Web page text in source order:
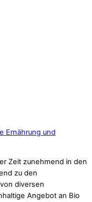
Ernährung und
Zeit zunehmend in den
zu den
diversen
Angebot an Bio